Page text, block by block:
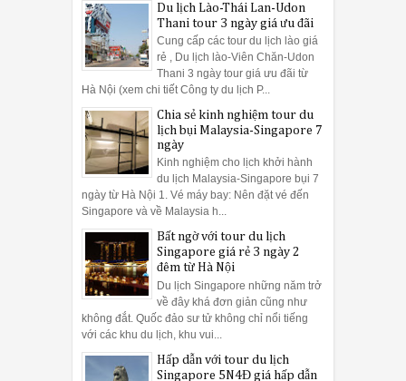
Du lịch Lào-Thái Lan-Udon
Thani tour 3 ngày giá ưu đãi
Cung cấp các tour du lịch lào giá
rẻ , Du lịch lào-Viên Chăn-Udon
Thani 3 ngày tour giá ưu đãi từ
Hà Nội (xem chi tiết Công ty du lịch P...
Chia sẻ kinh nghiệm tour du
lịch bụi Malaysia-Singapore 7
ngày
Kinh nghiệm cho lịch khởi hành
du lịch Malaysia-Singapore bụi 7
ngày từ Hà Nội 1. Vé máy bay: Nên đặt vé đến
Singapore và về Malaysia h...
Bất ngờ với tour du lịch
Singapore giá rẻ 3 ngày 2
đêm từ Hà Nội
Du lịch Singapore những năm trở
về đây khá đơn giản cũng như
không đắt. Quốc đảo sư tử không chỉ nổi tiếng
với các khu du lịch, khu vui...
Hấp dẫn với tour du lịch
Singapore 5N4Đ giá hấp dẫn